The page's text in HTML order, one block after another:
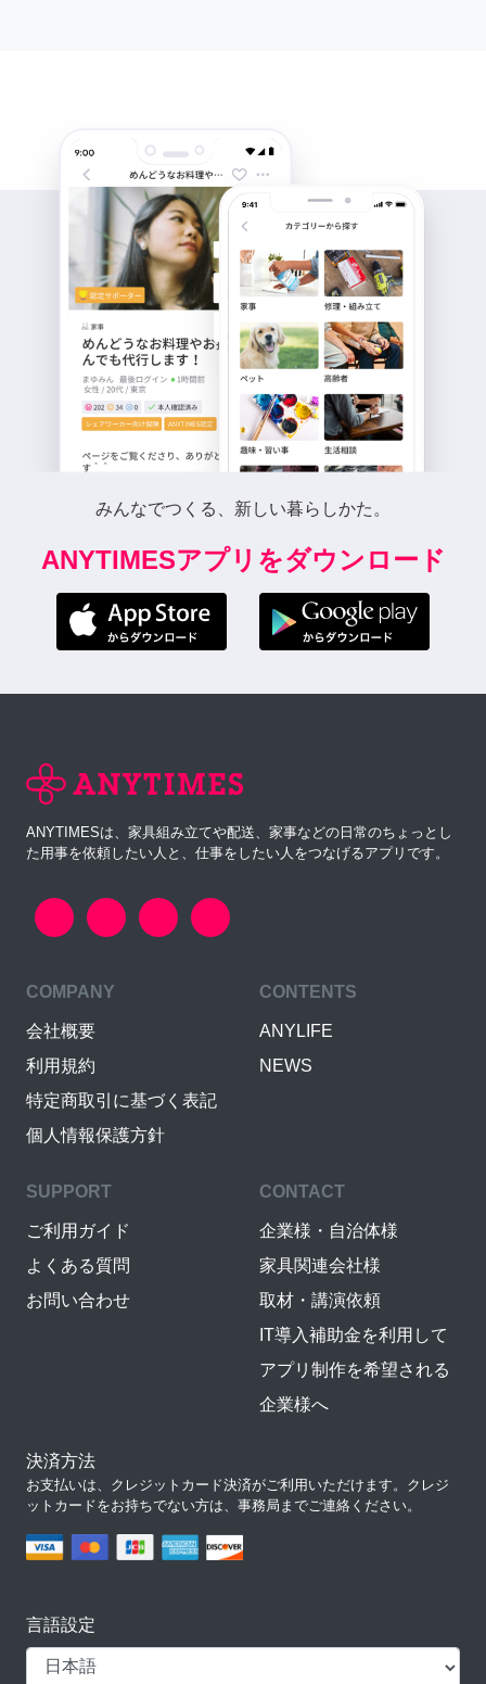
みんなでつくる、新しい暮らしかた。
ANYTIMESアプリをダウンロード
ANYTIMESは、家具組み立てや配送、家事などの日常のちょっとし
た用事を依頼したい人と、仕事をしたい人をつなげるアプリです。
COMPANY
会社概要
利用規約
特定商取引に基づく表記
個人情報保護方針
CONTENTS
ANYLIFE
NEWS
SUPPORT
ご利用ガイド
よくある質問
お問い合わせ
CONTACT
企業様・自治体様
家具関連会社様
取材・講演依頼
IT導入補助金を利用して
アプリ制作を希望される
企業様へ
決済方法
お支払いは、クレジットカード決済がご利用いただけます。クレジ
ットカードをお持ちでない方は、事務局までご連絡ください。
言語設定